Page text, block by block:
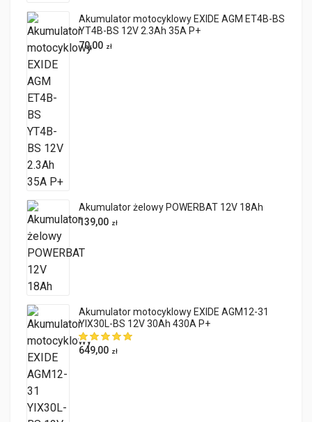
Akumulator motocyklowy EXIDE AGM ET4B-BS
YT4B-BS 12V 2.3Ah 35A P+
70,00 zł
Akumulator żelowy POWERBAT 12V 18Ah
139,00 zł
Akumulator motocyklowy EXIDE AGM12-31
YIX30L-BS 12V 30Ah 430A P+
649,00 zł